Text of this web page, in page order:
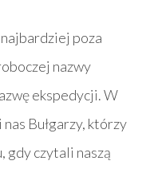
poza
nazwy
ekspedycji. W
Bułgarzy, którzy
gdy czytali naszą